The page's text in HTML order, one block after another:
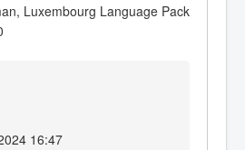
Luxembourg Language Pack
16:47